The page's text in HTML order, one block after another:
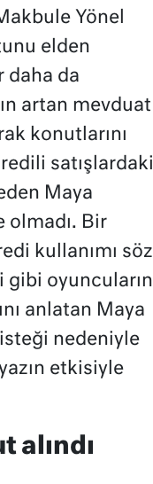
Yönel
elden
daha da
artan mevduat
konutlarını
satışlardaki
Maya
olmadı. Bir
kullanımı söz
gibi oyuncuların
anlatan Maya
nedeniyle
etkisiyle
alındı